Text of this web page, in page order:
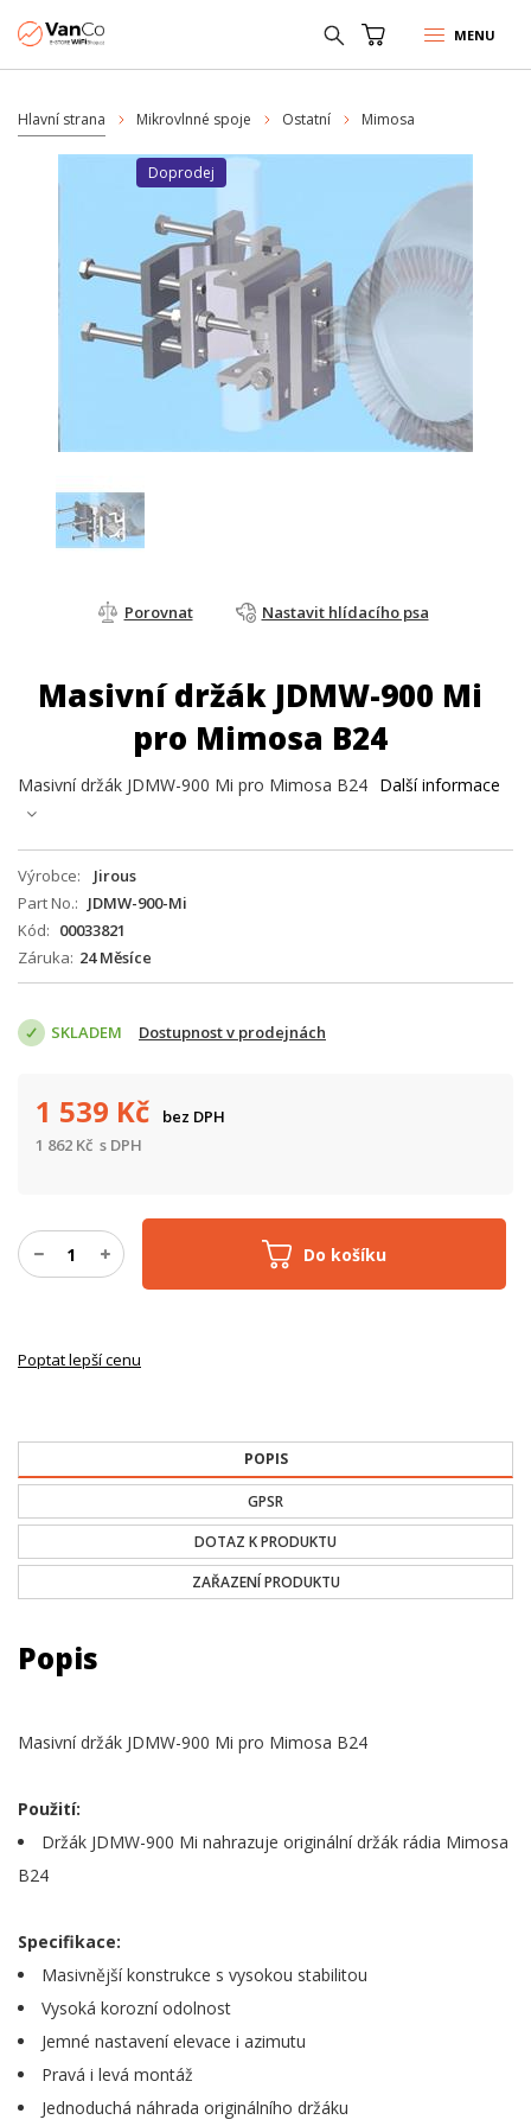
MENU
Hlavní strana Mikrovlnné spoje Ostatní Mimosa
Doprodej
Porovnat Nastavit hlídacího psa
Masivní držák JDMW-900 Mi
pro Mimosa B24
Masivní držák JDMW-900 Mi pro Mimosa B24 Další informace
Výrobce
Jirous
Part No.
JDMW-900-Mi
Kód
00033821
Záruka 24 Měsíce
SKLADEM Dostupnost v prodejnách
Do košíku
1 539 Kč
bez DPH
1 862 Kč s DPH
Poptat lepší cenu
POPIS
GPSR
DOTAZ K PRODUKTU
ZAŘAZENÍ PRODUKTU
Popis
Masivní držák JDMW-900 Mi pro Mimosa B24
Použití:
Držák JDMW-900 Mi nahrazuje originální držák rádia Mimosa
B24
Specifikace:
Masivnější konstrukce s vysokou stabilitou
Vysoká korozní odolnost
Jemné nastavení elevace i azimutu
Pravá i levá montáž
Jednoduchá náhrada originálního držáku